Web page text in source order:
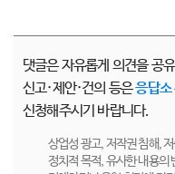
댓글은 자유롭게 의견을 공
신고·제안·건의 등은응답
신청해주시기 바랍니다.
상업성 광고, 저작권 침해,
정치적 목적, 유사한 내용의